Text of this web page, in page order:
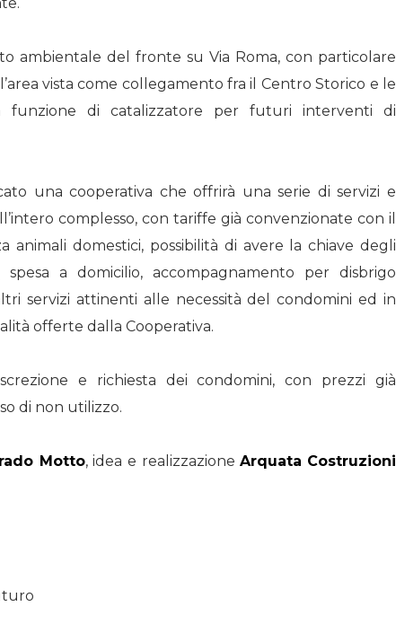
ambientale del fronte su Via Roma, con particolare
vista come collegamento fra il Centro Storico e le
funzione di catalizzatore per futuri interventi di
una cooperativa che offrirà una serie di servizi e
complesso, con tariffe già convenzionate con il
animali domestici, possibilità di avere la chiave degli
a domicilio, accompagnamento per disbrigo
servizi attinenti alle necessità del condomini ed in
offerte dalla Cooperativa.
e richiesta dei condomini, con prezzi già
di non utilizzo.
Motto, idea e realizzazioneArquata Costruzioni